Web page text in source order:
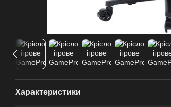
Характеристики